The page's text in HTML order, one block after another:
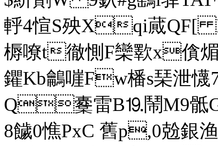
軤4愃S殃Xqi蕆QF[
槈嘹t徹惻F欒歝x僋
鑺Kb鸙嘊Fw橎s琹泄
Q櫜雷B⒚鬧M9骶G
8饖0憔PxC 舊p,0兝銀